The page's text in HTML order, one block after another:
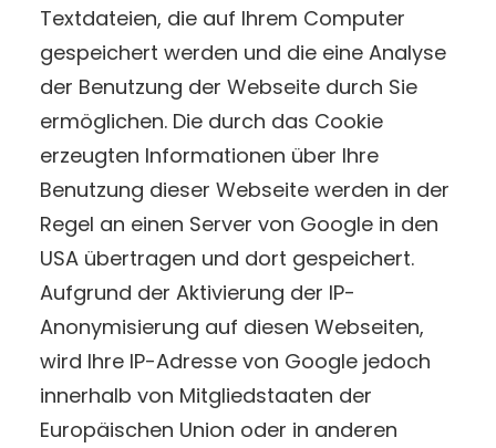
Textdateien, die auf Ihrem Computer
gespeichert werden und die eine Analyse
der Benutzung der Webseite durch Sie
ermöglichen. Die durch das Cookie
erzeugten Informationen über Ihre
Benutzung dieser Webseite werden in der
Regel an einen Server von Google in den
USA übertragen und dort gespeichert.
Aufgrund der Aktivierung der IP-
Anonymisierung auf diesen Webseiten,
wird Ihre IP-Adresse von Google jedoch
innerhalb von Mitgliedstaaten der
Europäischen Union oder in anderen